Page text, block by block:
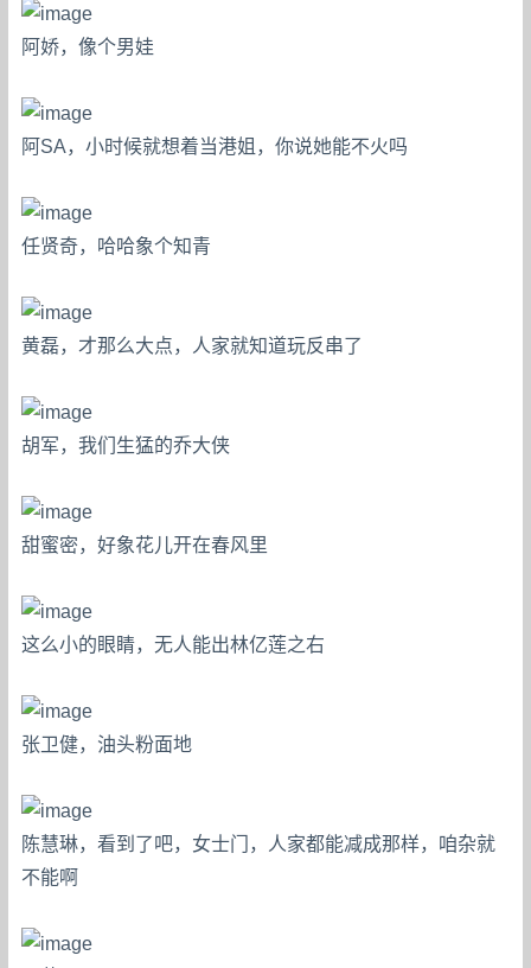
阿娇，像个男娃
阿SA，小时候就想着当港姐，你说她能不火吗
任贤奇，哈哈象个知青
黄磊，才那么大点，人家就知道玩反串了
胡军，我们生猛的乔大侠
甜蜜密，好象花儿开在春风里
这么小的眼睛，无人能出林亿莲之右
张卫健，油头粉面地
陈慧琳，看到了吧，女士门，人家都能减成那样，咱杂就
不能啊